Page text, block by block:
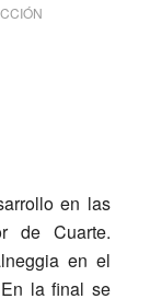
en las
de Cuarte.
en el
la final se